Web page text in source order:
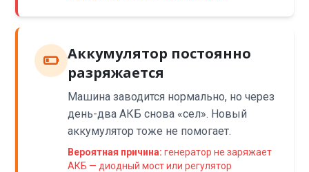
Аккумулятор постоянно
разряжается
Машина заводится нормально, но через
день-два АКБ снова «сел». Новый
аккумулятор тоже не помогает.
Вероятная причина: генератор не заряжает
АКБ — диодный мост или регулятор